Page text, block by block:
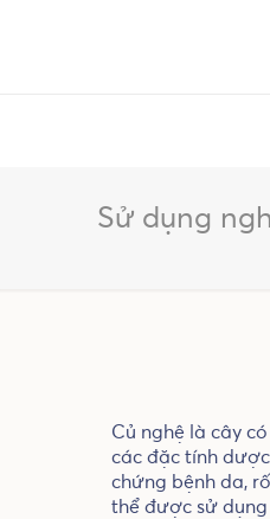
Sử dụng
Củ nghệ là cây
các đặc tính
chứng bệnh da,
thể được sử